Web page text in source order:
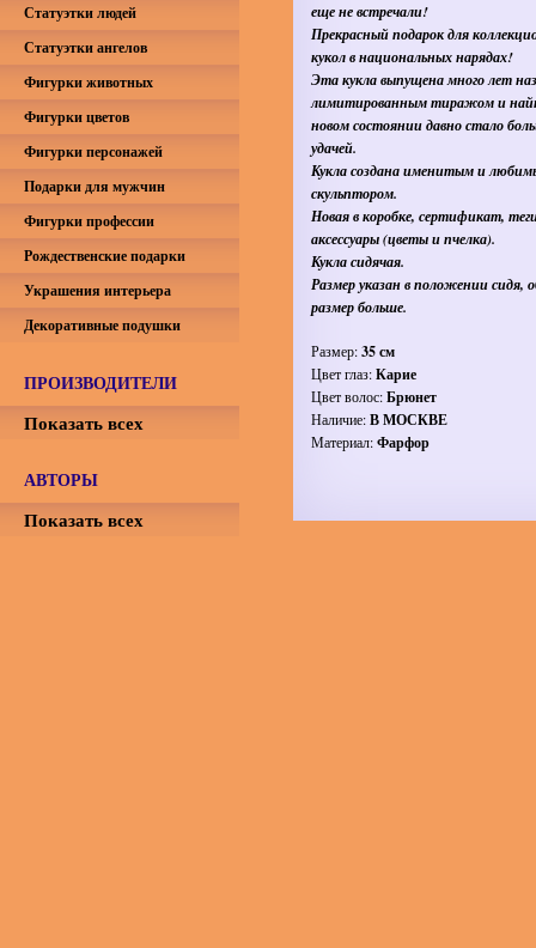
еще не встречали!
Прекрасный подарок для
кукол в национальных нарядах!
Эта кукла выпущена много лет
лимитированным тиражом и
новом состоянии давно стало
удачей.
Кукла создана именитым и
скульптором.
Новая в коробке, сертификат,
аксессуары (цветы и пчелка).
Кукла сидячая.
Размер указан в положении сидя,
размер больше.
Размер:35 см
Цвет глаз:Карие
Цвет волос:Брюнет
Наличие:В МОСКВЕ
Материал:Фарфор
Статуэтки людей
Статуэтки ангелов
Фигурки животных
Фигурки цветов
Фигурки персонажей
Подарки для мужчин
Фигурки профессии
Рождественские подарки
Украшения интерьера
Декоративные подушки
ПРОИЗВОДИТЕЛИ
Показать всех
АВТОРЫ
Показать всех